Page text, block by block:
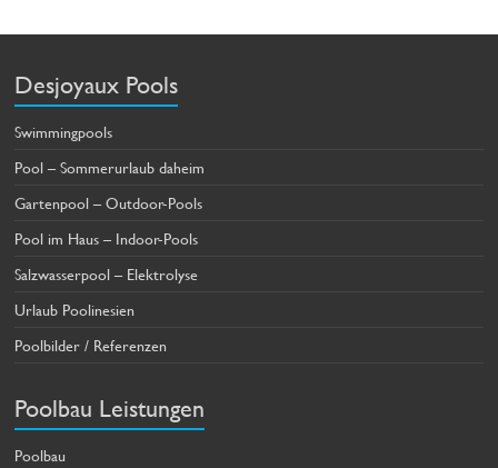
Desjoyaux Pools
Swimmingpools
Pool – Sommerurlaub daheim
Gartenpool – Outdoor-Pools
Pool im Haus – Indoor-Pools
Salzwasserpool – Elektrolyse
Urlaub Poolinesien
Poolbilder / Referenzen
Poolbau Leistungen
Poolbau